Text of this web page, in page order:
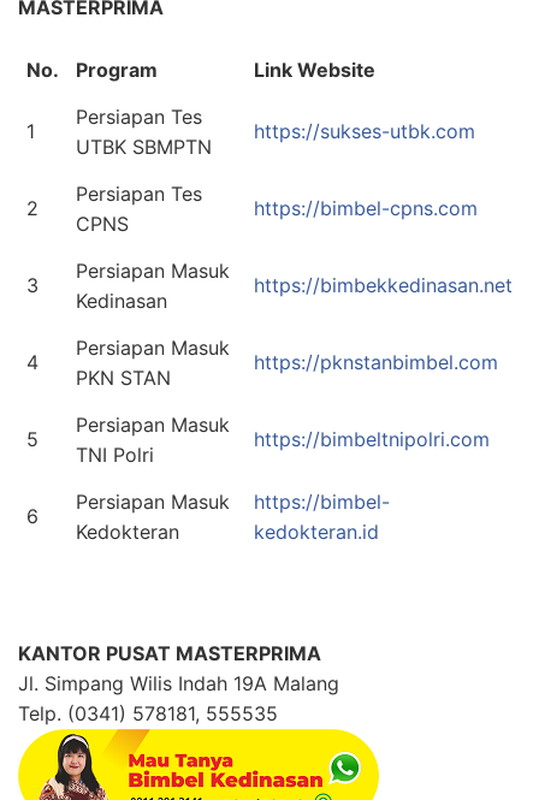
MASTERPRIMA
No. Program Link Website
1
Persiapan Tes
UTBK SBMPTN
https://sukses-utbk.com
2
Persiapan Tes
CPNS
https://bimbel-cpns.com
3
Persiapan Masuk
Kedinasan
https://bimbekkedinasan.net
4
Persiapan Masuk
PKN STAN
https://pknstanbimbel.com
5
Persiapan Masuk
TNI Polri
https://bimbeltnipolri.com
6
Persiapan Masuk
Kedokteran
https://bimbel-
kedokteran.id
KANTOR PUSAT MASTERPRIMA
Jl. Simpang Wilis Indah 19A Malang
Telp. (0341) 578181, 555535